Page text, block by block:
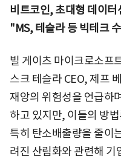
비트코인, 초대형 데이
"MS, 테슬라 등 빅테크
빌 게이츠 마이크로소프
스크 테슬라 CEO, 제프
재앙의 위험성을 언급하
하고 있지만, 이들의 방
특히 탄소배출량을 줄이
려진 산림화와 관련해